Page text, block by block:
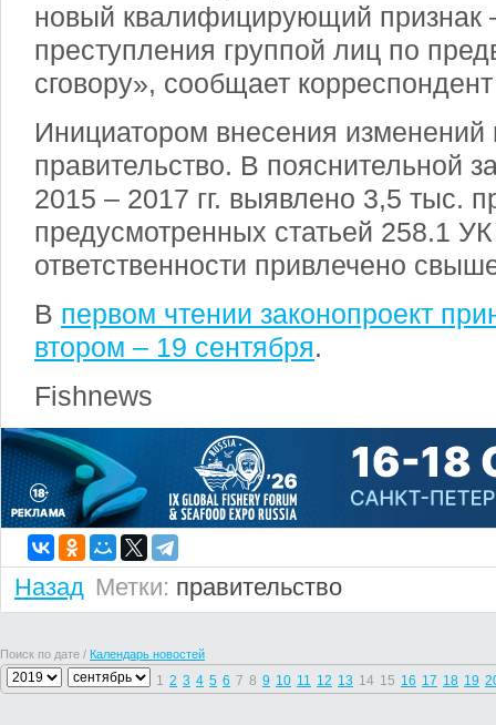
новый квалифицирующий признак
преступления группой лиц по
сговору», сообщает
Инициатором внесения изменений
правительство. В пояснительной
2015 – 2017 гг. выявлено 3,5 тыс.
предусмотренных статьей 258.1
ответственности привлечено
В первом чтении законопроект
втором – 19 сентября.
Fishnews
Назад Метки: правительство
Поиск по дате / Календарь новостей
1 2 3 4 5 6 7 8 9 10 11 12 13 14 15 16 17 18 19